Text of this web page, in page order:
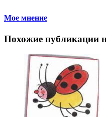
Мое мнение
Похожие публикации